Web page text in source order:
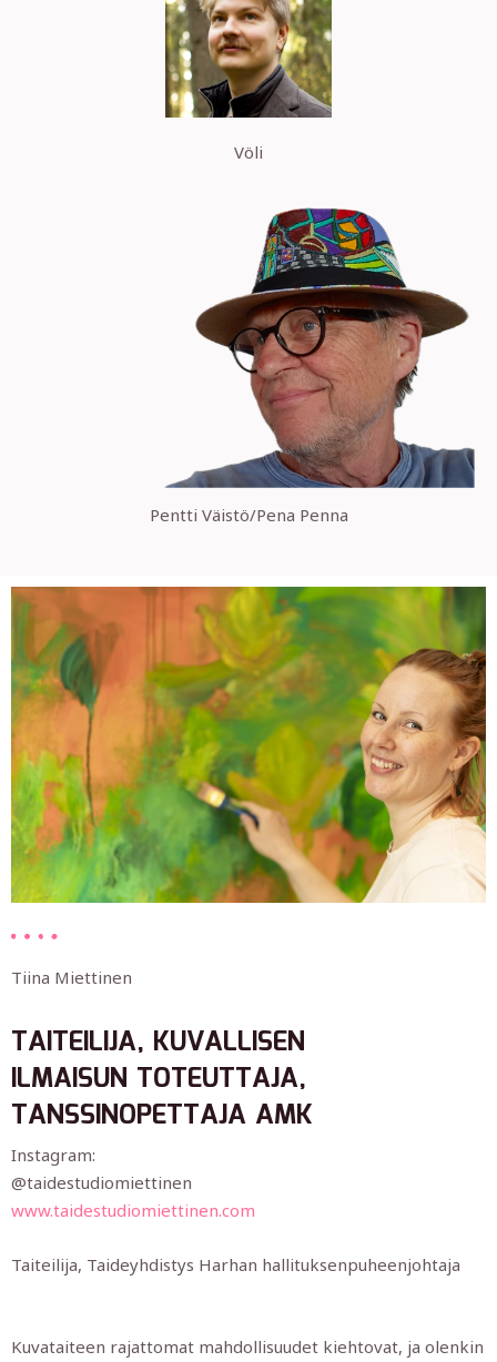
Völi
Pentti Väistö/Pena Penna
Tiina Miettinen
TAITEILIJA, KUVALLISEN
ILMAISUN TOTEUTTAJA,
TANSSINOPETTAJA AMK
Instagram:
@taidestudiomiettinen
www.taidestudiomiettinen.com
Taiteilija, Taideyhdistys Harhan hallituksenpuheenjohtaja
Kuvataiteen rajattomat mahdollisuudet kiehtovat, ja olenkin